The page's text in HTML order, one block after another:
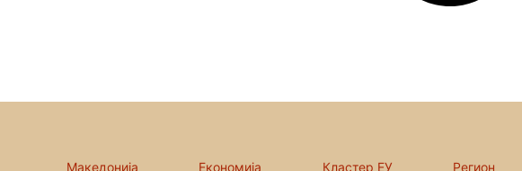
Македонија Економија Кластер ЕУ Регион